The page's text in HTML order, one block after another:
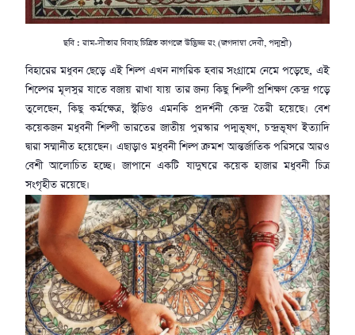
ছবি : রাম-সীতার বিবাহ চিত্রিত কাগজে উদ্ভিজ্জ রং (জগদাম্বা দেবী, পদ্মশ্রী)
বিহারের মধুবন ছেড়ে এই শিল্প এখন নাগরিক হবার সংগ্রামে নেমে পড়েছে, এই
শিল্পের মূলসুর যাতে বজায় রাখা যায় তার জন্য কিছু শিল্পী প্রশিক্ষণ কেন্দ্র গড়ে
তুলেছেন, কিছু কর্মক্ষেত্র, স্টুডিও এমনকি প্রদর্শনী কেন্দ্র তৈরী হয়েছে। বেশ
কয়েকজন মধুবনী শিল্পী ভারতের জাতীয় পুরস্কার পদ্মভূষণ, চন্দ্রভূষণ ইত্যাদি
দ্বারা সম্মানীত হয়েছেন। এছাড়াও মধুবনী শিল্প ক্রমশ আন্তর্জাতিক পরিসরে আরও
বেশী আলোচিত হচ্ছে। জাপানে একটি যাদুঘরে কয়েক হাজার মধুবনী চিত্র
সংগৃহীত রয়েছে।